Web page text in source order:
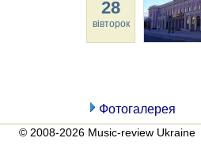
28
вівторок
Фотогалерея
© 2008-2026 Music-review Ukraine